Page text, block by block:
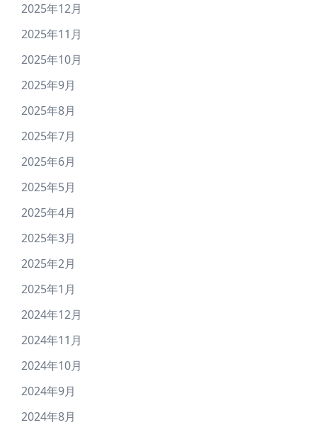
2025年12月
2025年11月
2025年10月
2025年9月
2025年8月
2025年7月
2025年6月
2025年5月
2025年4月
2025年3月
2025年2月
2025年1月
2024年12月
2024年11月
2024年10月
2024年9月
2024年8月